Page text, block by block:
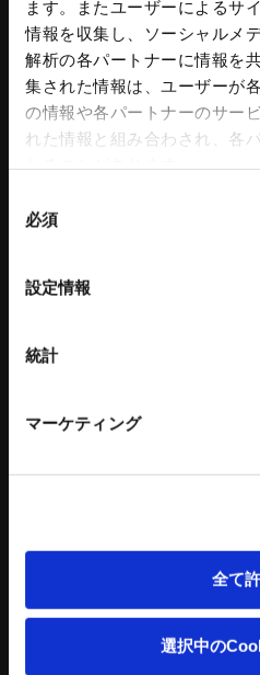
ます。またユーザーによるサ
情報を収集し、ソーシャルメ
解析の各パートナーに情報を
集された情報は、ユーザーが
の情報や各パートナーのサー
れた情報と組み合わされ、各
必須
設定情報
統計
マーケティング
全て
選択中の
回転シリンダ
NC円テーブル
NC円テーブルオプション
パワーバイス
バイス部品
ワークグリッパ
ロボットアクセサリー
カタログダウンロード
工作機器 関連コンテンツ
バッチ式混練造粒機シリーズ
トリートメントプロ